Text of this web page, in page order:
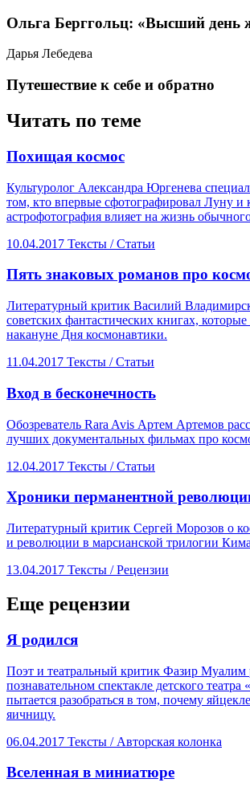
Ольга Берггольц: «Высший день
Дарья Лебедева
​Путешествие к себе и обратно
Читать по теме
​Похищая космос
Культуролог Александра Юргенева
том, кто впервые сфотографировал Луну и
астрофотография влияет на жизнь
10.04.2017 Тексты /Статьи
​Пять знаковых романов про
Литературный критик Василий
советских фантастических книгах,
накануне Дня космонавтики.
11.04.2017 Тексты /Статьи
​Вход в бесконечность
Обозреватель Rara Avis Артем Артемов
лучших документальных фильмах про
12.04.2017 Тексты /Статьи
​Хроники перманентной
Литературный критик Сергей Морозов о
и революции в марсианской трилогии
13.04.2017 Тексты /Рецензии
Еще рецензии
​Я родился
Поэт и театральный критик Фазир Муалим
познавательном спектакле детского театра
пытается разобраться в том, почему
яичницу.
06.04.2017 Тексты / Авторская колонка
Вселенная в миниатюре